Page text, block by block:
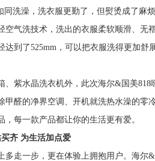
洗澡，洗衣服更勤了，但熨烫成了麻
空气洗技术，洗出的衣服柔软顺滑、无
达到了525mm，可以把衣服洗得更加舒
紫水晶洗衣机外，此次海尔&国美818
甲醛的净界空调、开机就洗热水澡的零
，每一款产品都让你的生活更有爱。
齐 为生活加点爱
走一步，更在体验上拥抱用户。海尔&